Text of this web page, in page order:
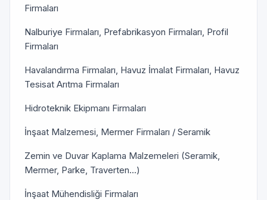
Firmaları
Nalburiye Firmaları, Prefabrikasyon Firmaları, Profil
Firmaları
Havalandırma Firmaları, Havuz İmalat Firmaları, Havuz
Tesisat Arıtma Firmaları
Hidroteknik Ekipmanı Firmaları
İnşaat Malzemesi, Mermer Firmaları / Seramik
Zemin ve Duvar Kaplama Malzemeleri (Seramik,
Mermer, Parke, Traverten...)
İnşaat Mühendisliği Firmaları